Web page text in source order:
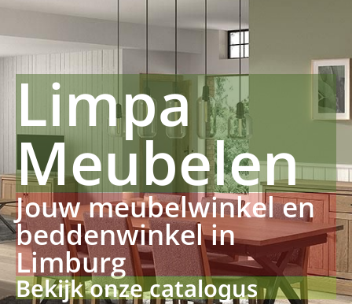
Limpa
Meubelen
Jouw meubelwinkel en
beddenwinkel in
Limburg
Bekijk onze catalogus